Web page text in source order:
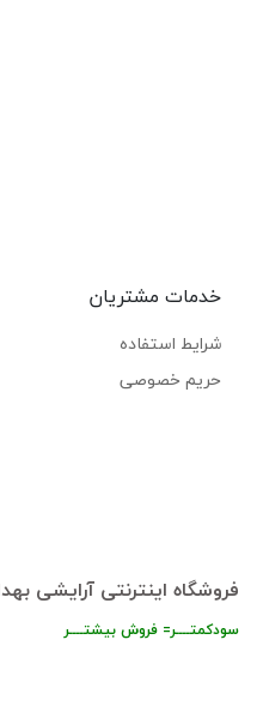
خدمات مشتریان
شرایط استفاده
حریم خصوصی
فروشگاه اینترنتی آرایشی
سودکمتــــر= فروش بیشتــــر